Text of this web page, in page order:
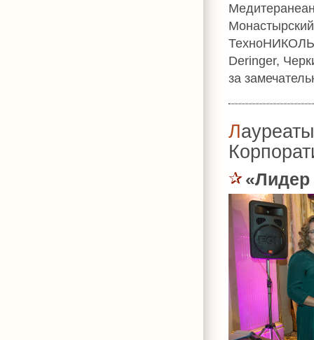
Deringer,
за
Лауреаты премии «УСПЕХ. Лучший
«Лидер